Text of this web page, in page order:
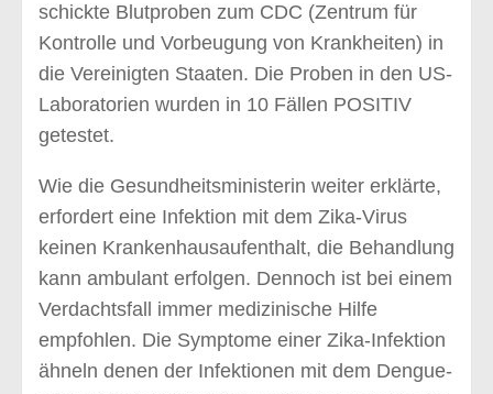
schickte Blutproben zum CDC (Zentrum für
Kontrolle und Vorbeugung von Krankheiten) in
die Vereinigten Staaten. Die Proben in den US-
Laboratorien wurden in 10 Fällen POSITIV
getestet.
Wie die Gesundheitsministerin weiter erklärte,
erfordert eine Infektion mit dem Zika-Virus
keinen Krankenhausaufenthalt, die Behandlung
kann ambulant erfolgen. Dennoch ist bei einem
Verdachtsfall immer medizinische Hilfe
empfohlen. Die Symptome einer Zika-Infektion
ähneln denen der Infektionen mit dem Dengue-